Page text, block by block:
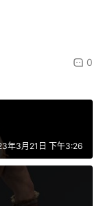
0
年3月21日 下午3:26